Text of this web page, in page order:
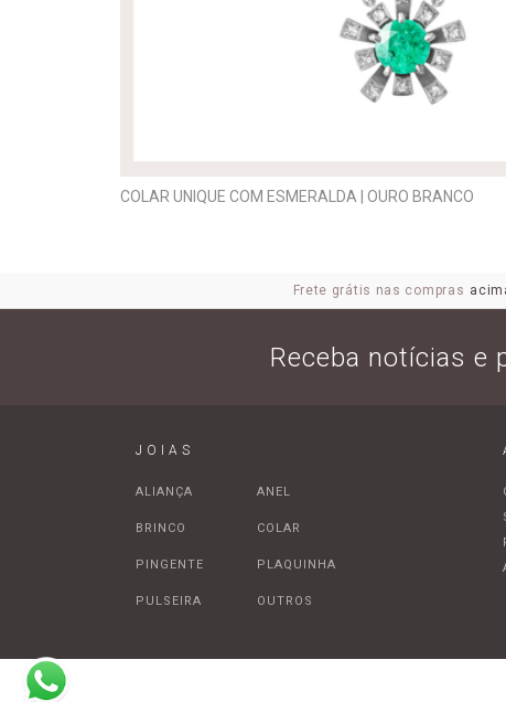
COLAR UNIQUE COM ESMERALDA | OURO BRANCO
Frete grátis nas compras
Receba notícias e
JOIAS
ALIANÇA ANEL
BRINCO COLAR
PINGENTE PLAQUINHA
PULSEIRA OUTROS